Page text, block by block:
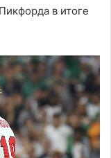
в итоге